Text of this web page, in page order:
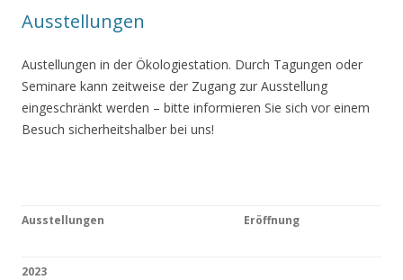
Ausstellungen
Austellungen in der Ökologiestation. Durch Tagungen oder
Seminare kann zeitweise der Zugang zur Ausstellung
eingeschränkt werden – bitte informieren Sie sich vor einem
Besuch sicherheitshalber bei uns!
Ausstellungen Eröffnung
2023